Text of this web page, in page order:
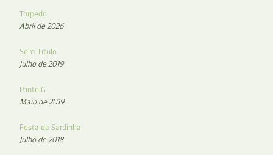
Torpedo
Abril de 2026
Sem Título
Julho de 2019
Ponto G
Maio de 2019
Festa da Sardinha
Julho de 2018